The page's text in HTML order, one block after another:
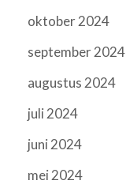
oktober 2024
september 2024
augustus 2024
juli 2024
juni 2024
mei 2024